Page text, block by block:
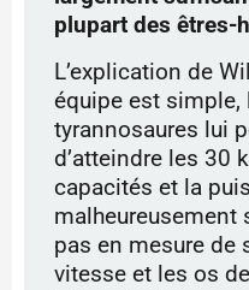
plupart des êtres-
L’explication de
équipe est simple,
tyrannosaures lui
d’atteindre les 30
capacités et la
malheureusement
pas en mesure de
vitesse et les os